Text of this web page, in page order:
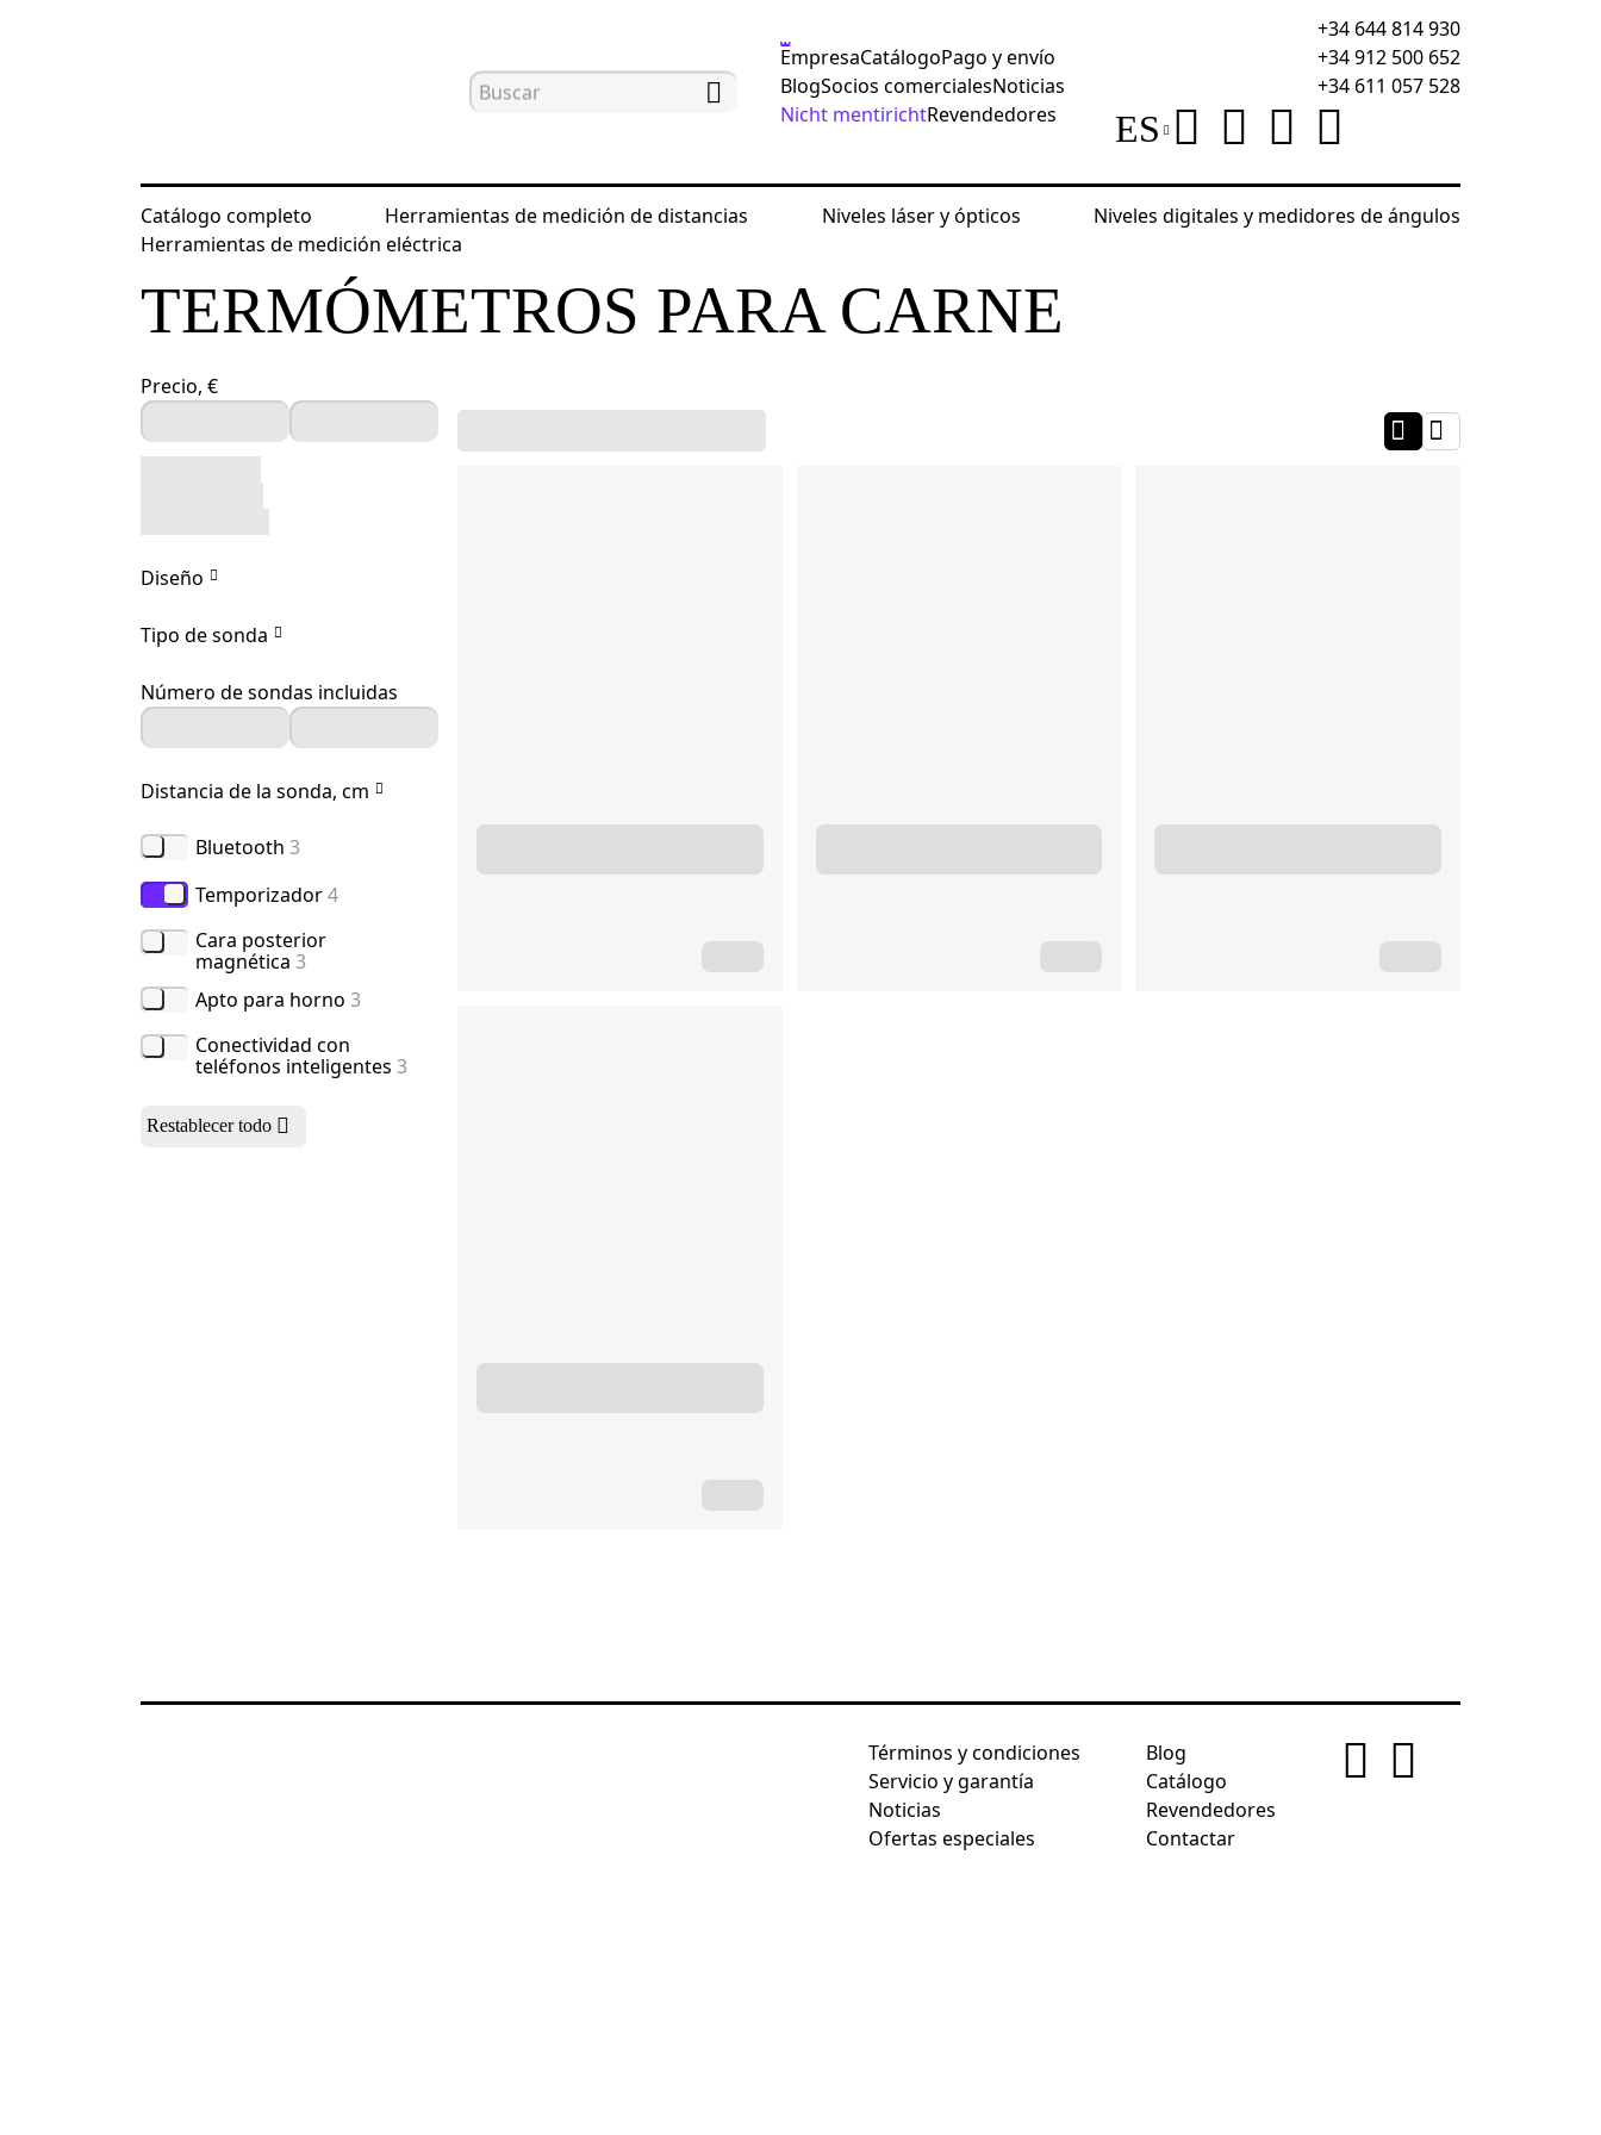
EmpresaCatálogoPago y envío
BlogSocios comercialesNoticias
Nicht mentirichtRevendedores
+34 644 814 930
+34 912 500 652
+34 611 057 528
ES
Catálogo completo Herramientas de medición de distancias Niveles láser y ópticos
Niveles digitales y medidores de ángulos
Herramientas de medición eléctrica
Inicio Catálogo Termómetros para carne
TERMÓMETROS PARA CARNE
Precio, €
Diseño
Tipo de sonda
Número de sondas incluidas
Distancia de la sonda, cm
Bluetooth 3
Temporizador4
Cara posterior
magnética 3
Apto para horno 3
Conectividad con
teléfonos inteligentes 3
Restablecer todo
Términos y condiciones
Servicio y garantía
Noticias
Ofertas especiales
Blog
Catálogo
Revendedores
Contactar